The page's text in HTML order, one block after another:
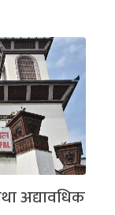
अद्यावधिक